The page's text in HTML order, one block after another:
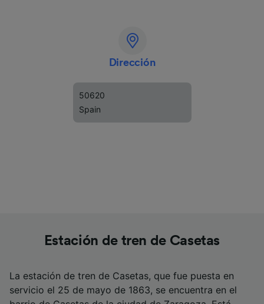
Dirección
50620
Spain
Estación de tren de Casetas
La estación de tren de Casetas, que fue puesta en
servicio el 25 de mayo de 1863, se encuentra en el